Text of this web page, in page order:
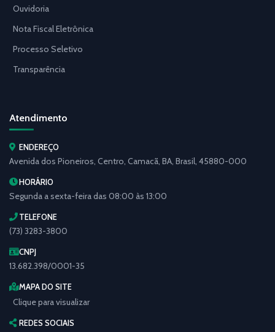
Ouvidoria
Nota Fiscal Eletrônica
Processo Seletivo
Transparência
Atendimento
ENDEREÇO
Avenida dos Pioneiros, Centro, Camacã, BA, Brasil, 45880-000
HORÁRIO
Segunda a sexta-feira das 08:00 às 13:00
TELEFONE
(73) 3283-3800
CNPJ
13.682.398/0001-35
MAPA DO SITE
Clique para visualizar
REDES SOCIAIS